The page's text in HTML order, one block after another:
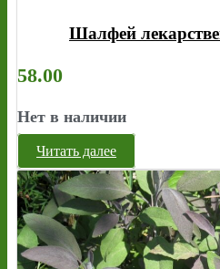
Шалфей
58.00
Нет в наличии
Читать далее